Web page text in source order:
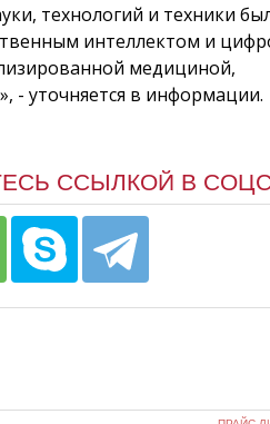
технологий и техники
интеллектом и
медициной,
- уточняется в информации.
ССЫЛКОЙ В